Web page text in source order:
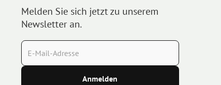
Melden Sie sich jetzt zu unserem
Newsletter an.